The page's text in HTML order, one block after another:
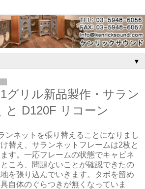
▼
グリル新品製作・サラン
と D120F リコーン
ンネットを張り替えることになりまし
替え、サランネットフレームは2枚と
す。一応フレームの状態でキャビネ
ころ、問題ないことが確認できたの
を張り込んでいきます。タボを留め
自体のぐらつきが無くなっていま